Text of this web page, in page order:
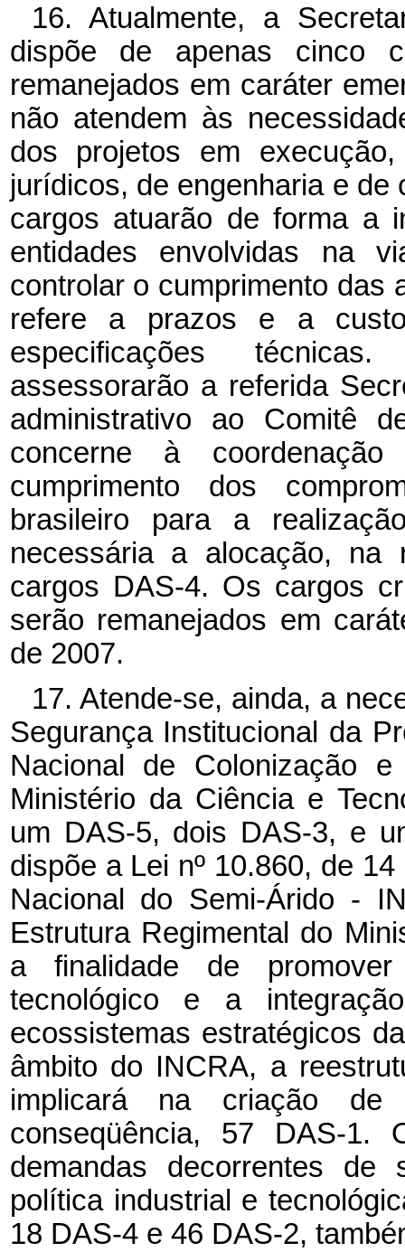
16. Atualmente, a
dispõe de apenas cinco
remanejados em caráter
não atendem às
dos projetos em
jurídicos, de engenharia e
cargos atuarão de forma a
entidades envolvidas na
controlar o cumprimento das
refere a prazos e a
especificações
assessorarão a referida
administrativo ao Comitê
concerne à
cumprimento dos
brasileiro para a
necessária a alocação, na
cargos DAS-4. Os cargos
serão remanejados em
de 2007.
17. Atende-se, ainda, a
Segurança Institucional da
Nacional de Colonização
Ministério da Ciência e
um DAS-5, dois DAS-3, e
dispõe a Lei nº 10.860, de
Nacional do Semi-Árido -
Estrutura Regimental do
a finalidade de
tecnológico e a
ecossistemas estratégicos
âmbito do INCRA, a
implicará na criação de
conseqüência, 57 DAS-
demandas decorrentes
política industrial e
18 DAS-4 e 46 DAS-2,